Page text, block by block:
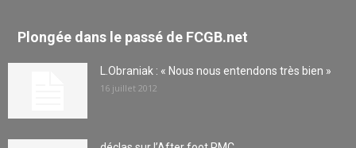
Plongée dans le passé de FCGB.net
L.Obraniak : « Nous nous entendons très bien »
16 juillet 2012